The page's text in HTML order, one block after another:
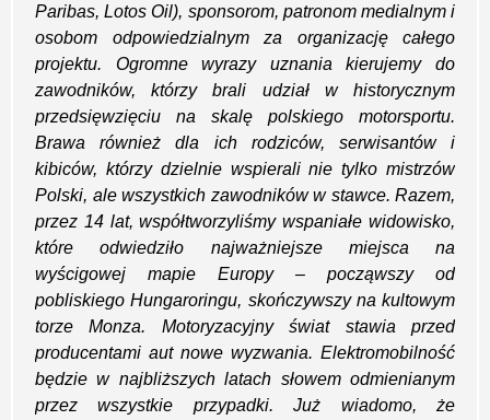
Paribas, Lotos Oil), sponsorom, patronom medialnym i
osobom odpowiedzialnym za organizację całego
projektu. Ogromne wyrazy uznania kierujemy do
zawodników, którzy brali udział w historycznym
przedsięwzięciu na skalę polskiego motorsportu.
Brawa również dla ich rodziców, serwisantów i
kibiców, którzy dzielnie wspierali nie tylko mistrzów
Polski, ale wszystkich zawodników w stawce. Razem,
przez 14 lat, współtworzyliśmy wspaniałe widowisko,
które odwiedziło najważniejsze miejsca na
wyścigowej mapie Europy – począwszy od
pobliskiego Hungaroringu, skończywszy na kultowym
torze Monza. Motoryzacyjny świat stawia przed
producentami aut nowe wyzwania. Elektromobilność
będzie w najbliższych latach słowem odmienianym
przez wszystkie przypadki. Już wiadomo, że